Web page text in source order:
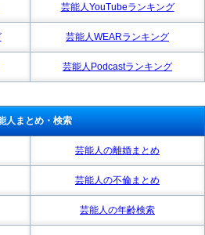
芸能人YouTubeランキング
芸能人WEARランキング
芸能人Podcastランキング
人まとめ・検索
芸能人の離婚まとめ
芸能人の不倫まとめ
芸能人の年齢検索